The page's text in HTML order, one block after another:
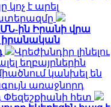
է արել
ին Իրանի վրա
իրանական
Վրեժխնդիր լինելու
եղբայրներին
կանխել են
առաջնորդ
Փեզեշքիանի հետ